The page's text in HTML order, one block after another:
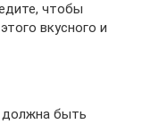
чтобы
вкусного и
должна быть